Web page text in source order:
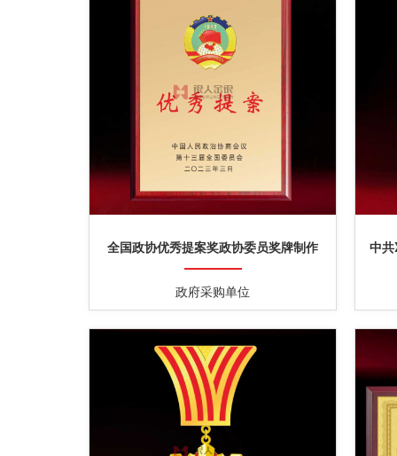
全国政协优秀提案奖政协委员奖牌制作
政府采购单位
中